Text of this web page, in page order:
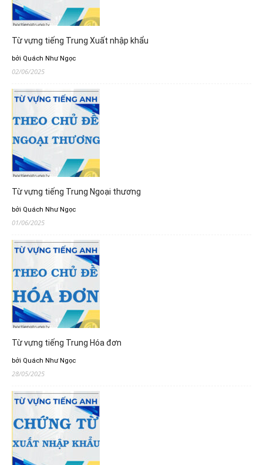
Từ vựng tiếng Trung Xuất nhập khẩu
bởi Quách Như Ngọc
02/06/2025
Từ vựng tiếng Trung Ngoại thương
bởi Quách Như Ngọc
01/06/2025
Từ vựng tiếng Trung Hóa đơn
bởi Quách Như Ngọc
28/05/2025